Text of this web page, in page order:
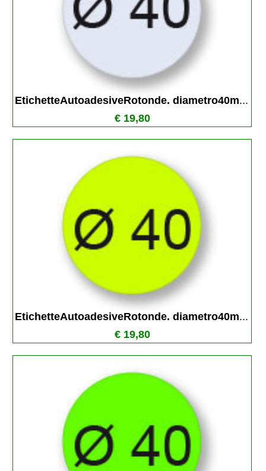
EtichetteAutoadesiveRotonde. diametro40m...
€ 19,80
EtichetteAutoadesiveRotonde. diametro40m...
€ 19,80